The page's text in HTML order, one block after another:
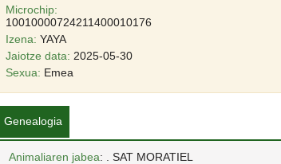
Microchip:
10010000724211400010176
Izena: YAYA
Jaiotze data: 2025-05-30
Sexua: Emea
Genealogia
Animaliaren jabea: . SAT MORATIEL